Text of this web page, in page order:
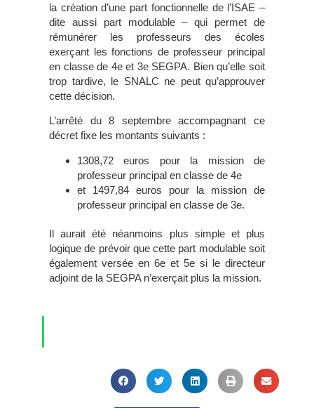
la création d’une part fonctionnelle de l’ISAE –
dite aussi part modulable – qui permet de
rémunérer les professeurs des écoles
exerçant les fonctions de professeur principal
en classe de 4e et 3e SEGPA. Bien qu’elle soit
trop tardive, le SNALC ne peut qu’approuver
cette décision.
L’arrêté du 8 septembre accompagnant ce
décret fixe les montants suivants :
1308,72 euros pour la mission de
professeur principal en classe de 4e
et 1497,84 euros pour la mission de
professeur principal en classe de 3e.
Il aurait été néanmoins plus simple et plus
logique de prévoir que cette part modulable soit
également versée en 6e et 5e si le directeur
adjoint de la SEGPA n’exerçait plus la mission.